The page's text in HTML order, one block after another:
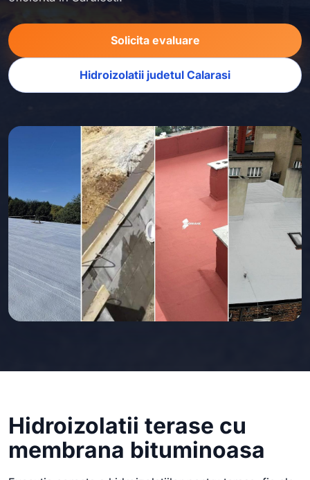
Solicita evaluare
Hidroizolatii judetul Calarasi
Hidroizolatii terase cu
membrana bituminoasa